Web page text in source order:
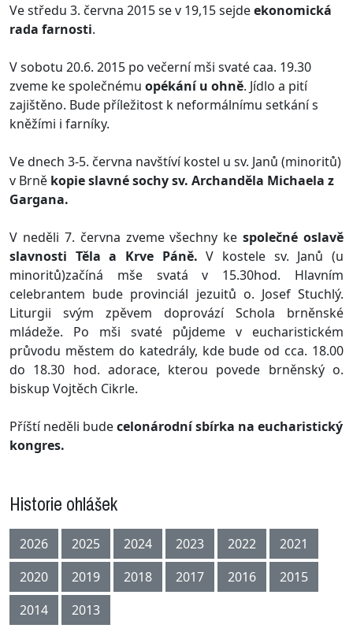
Ve středu 3. června 2015 se v 19,15 sejdeekonomická
rada farnosti.
V sobotu 20.6. 2015 po večerní mši svaté caa. 19.30
zveme ke společnému opékání u ohně. Jídlo a pití
zajištěno. Bude příležitost k neformálnímu setkání s
kněžími i farníky.
Ve dnech 3-5. června navštíví kostel u sv. Janů (minoritů)
v Brně kopie slavné sochy sv. Archanděla Michaela z
Gargana.
V neděli 7. června zveme všechny kespolečné oslavě
slavnosti Těla a Krve Páně. V kostele sv. Janů (u
minoritů)začíná mše svatá v 15.30hod. Hlavním
celebrantem bude provinciál jezuitů o. Josef Stuchlý.
Liturgii svým zpěvem doprovází Schola brněnské
mládeže. Po mši svaté půjdeme v eucharistickém
průvodu městem do katedrály, kde bude od cca. 18.00
do 18.30 hod. adorace, kterou povede brněnský o.
biskup Vojtěch Cikrle.
Příští neděli budecelonárodní sbírka na eucharistický
kongres.
Historie ohlášek
2026 2025 2024 2023 2022
2021
2020
2019 2018 2017 2016
2015
2014
2013